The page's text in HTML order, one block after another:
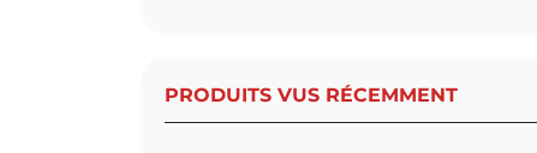
PRODUITS VUS RÉCEMMENT